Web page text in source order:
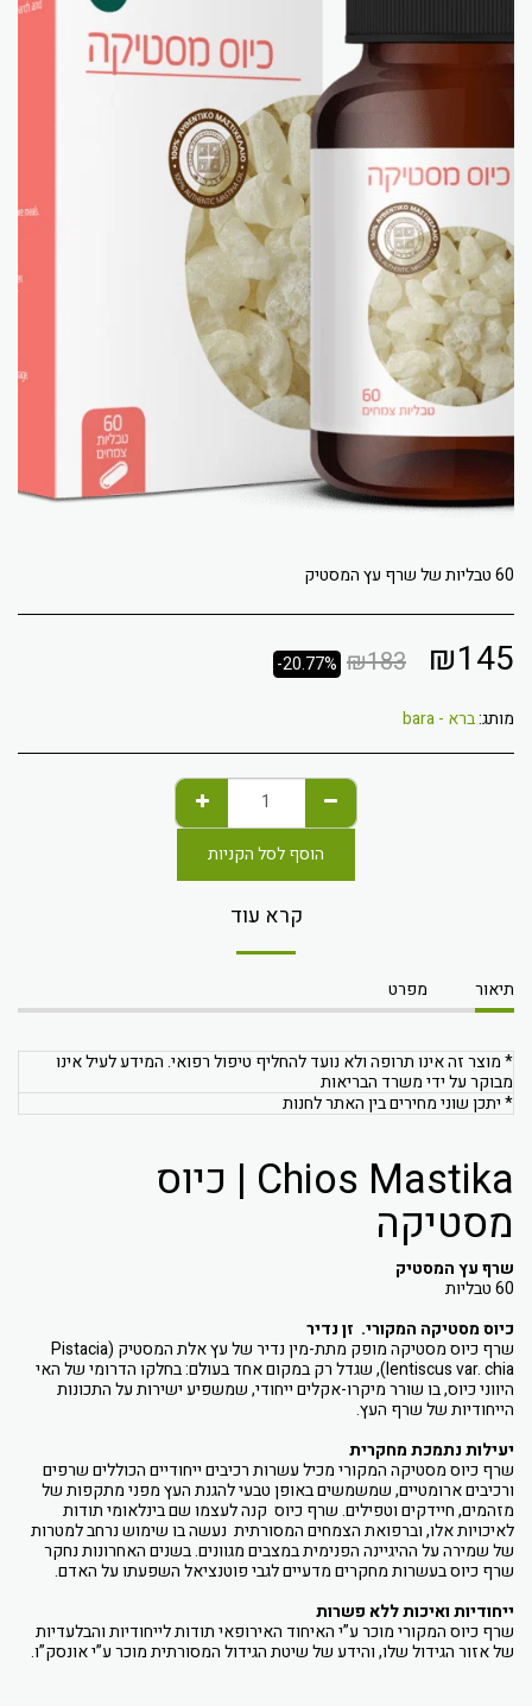
60 טבליות של שרף עץ המסטיק
₪145
₪183
-20.77%
מותג:ברא - bara
הוסף לסל הקניות
קרא עוד
תיאור מפרט
* מוצר זה אינו תרופה ולא נועד להחליף טיפול רפואי. המידע לעיל אינו
מבוקר על ידי משרד הבריאות
* יתכן שוני מחירים בין האתר לחנות
Chios Mastika | כיוס
מסטיקה
שרף עץ המסטיק
60 טבליות
כיוס מסטיקה המקורי. זן נדיר
שרף כיוס מסטיקה מופק מתת-מין נדיר של עץ אלת המסטיק (Pistacia
lentiscus var. chia), שגדל רק במקום אחד בעולם: בחלקו הדרומי של האי
היווני כיוס, בו שורר מיקרו-אקלים ייחודי, שמשפיע ישירות על התכונות
הייחודיות של שרף העץ.
יעילות נתמכת מחקרית
שרף כיוס מסטיקה המקורי מכיל עשרות רכיבים ייחודיים הכוללים שרפים
ורכיבים ארומטיים, שמשמשים באופן טבעי להגנת העץ מפני מתקפות של
מזהמים, חיידקים וטפילים. שרף כיוס קנה לעצמו שם בינלאומי תודות
לאיכויות אלו, וברפואת הצמחים המסורתית נעשה בו שימוש נרחב למטרות
של שמירה על ההיגיינה הפנימית במצבים מגוונים. בשנים האחרונות נחקר
שרף כיוס בעשרות מחקרים מדעיים לגבי פוטנציאל השפעתו על האדם.
ייחודיות ואיכות ללא פשרות
שרף כיוס המקורי מוכר ע”י האיחוד האירופאי תודות לייחודיות והבלעדיות
של אזור הגידול שלו, והידע של שיטת הגידול המסורתית מוכר ע”י אונסק”ו.